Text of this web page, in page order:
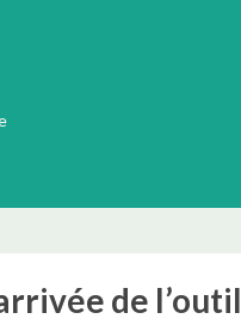
de l’outil